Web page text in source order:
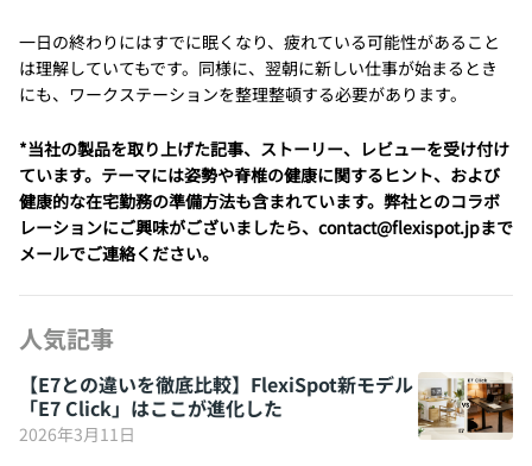
一日の終わりにはすでに眠くなり、疲れている可能性があること
は理解していてもです。同様に、翌朝に新しい仕事が始まるとき
にも、ワークステーションを整理整頓する必要があります。
*当社の製品を取り上げた記事、ストーリー、レビューを受け付け
ています。テーマには姿勢や脊椎の健康に関するヒント、および
健康的な在宅勤務の準備方法も含まれています。弊社とのコラボ
レーションにご興味がございましたら、contact@flexispot.jpまで
メールでご連絡ください。
人気記事
【E7との違いを徹底比較】FlexiSpot新モデル
「E7 Click」はここが進化した
2026年3月11日